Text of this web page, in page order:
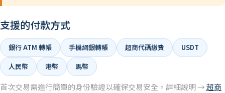
支援的付款方式
銀行 ATM 轉帳 手機網銀轉帳 超商代碼繳費
USDT
人民幣
港幣 馬幣
首次交易需進行簡單的身份驗證以確保交易安全。詳細說明 →超商